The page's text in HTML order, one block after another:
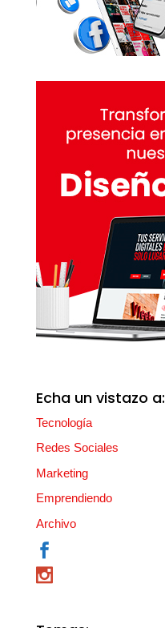
Echa un vistazo a:
Tecnología
Redes Sociales
Marketing
Emprendiendo
Archivo